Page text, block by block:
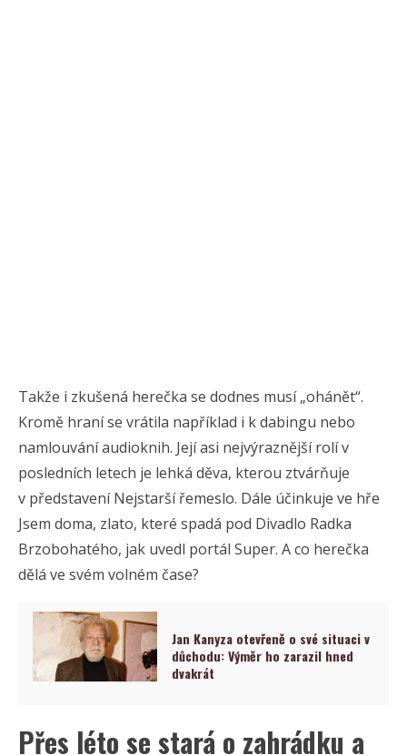
Takže i zkušená herečka se dodnes musí „ohánět“.
Kromě hraní se vrátila například i k dabingu nebo
namlouvání audioknih. Její asi nejvýraznější rolí v
posledních letech je lehká děva, kterou ztvárňuje
v představení Nejstarší řemeslo. Dále účinkuje ve hře
Jsem doma, zlato, které spadá pod Divadlo Radka
Brzobohatého, jak uvedl portál Super. A co herečka
dělá ve svém volném čase?
Jan Kanyza otevřeně o své situaci v
důchodu: Výměr ho zarazil hned
dvakrát
Přes léto se stará o zahrádku a